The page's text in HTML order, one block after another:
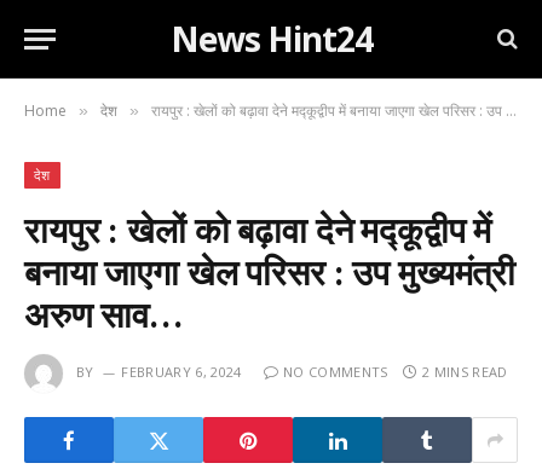
News Hint24
Home » देश » रायपुर : खेलों को बढ़ावा देने मद्कूद्वीप में बनाया जाएगा खेल परिसर : उप मुख्यमंत्री अरुण साव…
देश
रायपुर : खेलों को बढ़ावा देने मद्कूद्वीप में
बनाया जाएगा खेल परिसर : उप मुख्यमंत्री
अरुण साव…
BY FEBRUARY 6, 2024 NO COMMENTS 2 MINS READ